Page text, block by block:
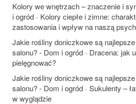
Kolory we wnętrzach – znaczenie i
i ogród - Kolory ciepłe i zimne:
zastosowania i wpływ na naszą
Jakie rośliny doniczkowe są
salonu? - Dom i ogród - Dracena: jak
pielęgnować?
Jakie rośliny doniczkowe są
salonu? - Dom i ogród - Sukulenty –
w wyglądzie